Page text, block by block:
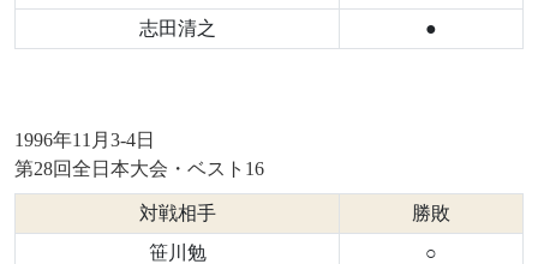
志田清之
●
1996年11月3-4日
第28回全日本大会・ベスト16
対戦相手
勝敗
笹川勉
○